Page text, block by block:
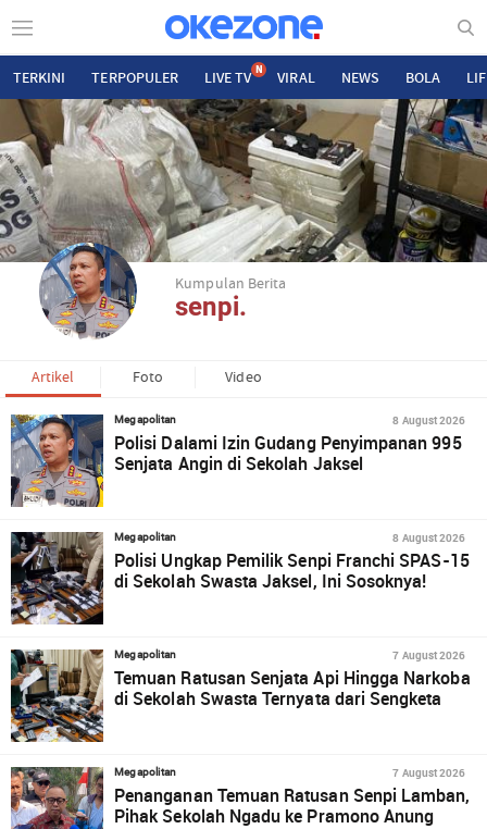
TERKINI TERPOPULER LIVE TV N VIRAL NEWS BOLA
Kumpulan Berita
senpi.
Artikel Foto Video
Megapolitan 8 August 2026
Polisi Dalami Izin Gudang Penyimpanan 995
Senjata Angin di Sekolah Jaksel
Megapolitan 8 August 2026
Polisi Ungkap Pemilik Senpi Franchi SPAS-15
di Sekolah Swasta Jaksel, Ini Sosoknya!
Megapolitan 7 August 2026
Temuan Ratusan Senjata Api Hingga Narkoba
di Sekolah Swasta Ternyata dari Sengketa
Megapolitan 7 August 2026
Penanganan Temuan Ratusan Senpi Lamban,
Pihak Sekolah Ngadu ke Pramono Anung